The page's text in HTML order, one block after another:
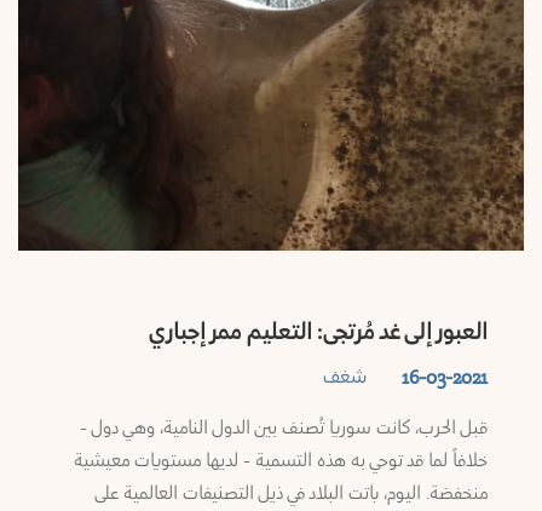
العبور إلى غد مُرتجى: التعليم ممر إجباري
شغف 16-03-2021
قبل الحرب، كانت سوريا تُصنف بين الدول النامية، وهي دول -
خلافاً لما قد توحي به هذه التسمية - لديها مستويات معيشية
منخفضة. اليوم، باتت البلاد في ذيل التصنيفات العالمية على